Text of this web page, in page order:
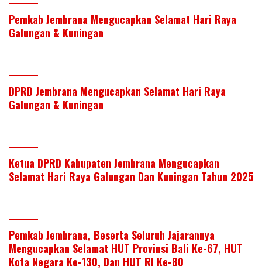
itt
er
k
e
e
b
k
at
s
p
ar
e
Pemkab Jembrana Mengucapkan Selamat Hari Raya
Galungan & Kuningan
DPRD Jembrana Mengucapkan Selamat Hari Raya
Galungan & Kuningan
Ketua DPRD Kabupaten Jembrana Mengucapkan
Selamat Hari Raya Galungan Dan Kuningan Tahun 2025
Pemkab Jembrana, Beserta Seluruh Jajarannya
Mengucapkan Selamat HUT Provinsi Bali Ke-67, HUT
Kota Negara Ke-130, Dan HUT RI Ke-80